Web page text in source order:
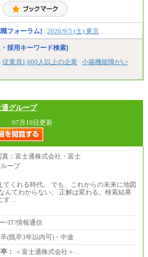
します。
フォーラム] 2026/9/5 (土) 東京
採用キーワード検索]
従業員1,000人以上の企業
小腸機能障がい
グループ
07月10日更新
てくれる時代。 でも、これからの未来に地図
んてわからない。 正解は変わる。検索結果
す…
/IT/情報通信
(既卒3年以内可)・中途
：
＜富士通株式会社＞…